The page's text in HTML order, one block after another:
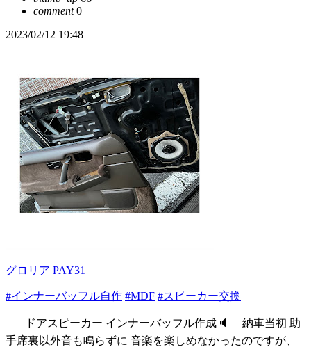
comment0
2023/02/12 19:48
グロリア PAY31
#インナーバッフル自作 #MDF #スピーカー交換
___ ドアスピーカー インナーバッフル作成🔈__ 納車当初 助
手席裏以外音も鳴らずに 音楽を楽しめなかったのですが、